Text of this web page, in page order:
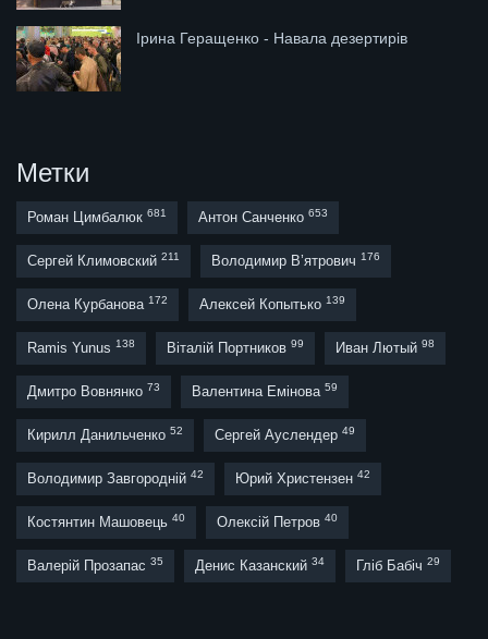
Ірина Геращенко - Навала дезертирів
Метки
Роман Цимбалюк 681 Антон Санченко 653
Сергей Климовский 211 Володимир В’ятрович 176
Олена Курбанова 172 Алексей Копытько 139
Ramis Yunus 138 Віталій Портников 99 Иван Лютый 98
Дмитро Вовнянко 73 Валентина Емінова 59
Кирилл Данильченко 52 Сергей Ауслендер 49
Володимир Завгородній 42 Юрий Христензен 42
Костянтин Машовець 40 Олексій Петров 40
Валерій Прозапас 35 Денис Казанский 34 Гліб Бабіч 29